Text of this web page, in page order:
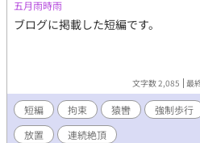
五月雨時雨
ブログに掲載した短編です。
文字数 2,085 最
短編 拘束 猿轡 強制歩行
放置
連続絶頂